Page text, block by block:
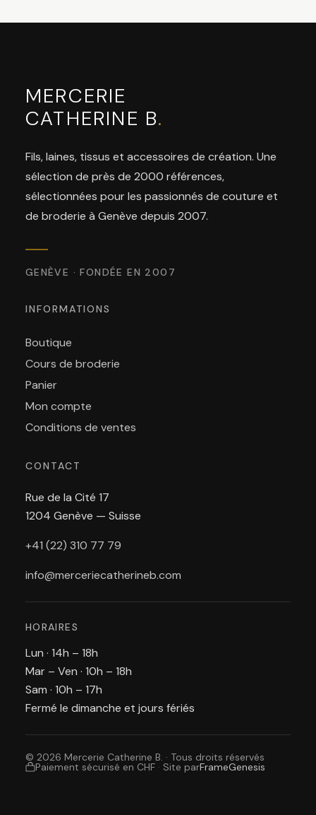
MERCERIE
CATHERINE B.
Fils, laines, tissus et accessoires de création. Une
sélection de près de 2000 références,
sélectionnées pour les passionnés de couture et
de broderie à Genève depuis 2007.
GENÈVE · FONDÉE EN 2007
INFORMATIONS
Boutique
Cours de broderie
Panier
Mon compte
Conditions de ventes
CONTACT
Rue de la Cité 17
1204 Genève — Suisse
+41 (22) 310 77 79
info@merceriecatherineb.com
HORAIRES
Lun · 14h – 18h
Mar – Ven · 10h – 18h
Sam · 10h – 17h
Fermé le dimanche et jours fériés
© 2026 Mercerie Catherine B. · Tous droits réservés
Paiement sécurisé en CHF · Site parFrameGenesis